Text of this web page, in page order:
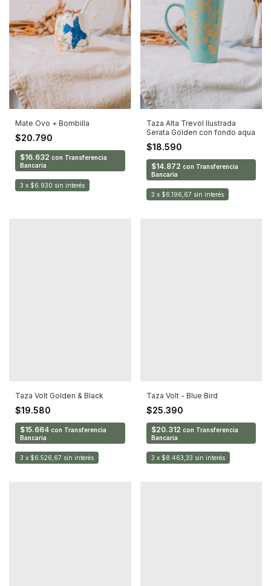
Mate Ovo + Bombilla
$20.790
$16.632 con Transferencia
Bancaria
3 x $6.930 sin interés
Taza Alta Trevol Ilustrada
Serata Golden con fondo aqua
$18.590
$14.872 con Transferencia
Bancaria
3 x $6.196,67 sin interés
Taza Volt Golden & Black
$19.580
$15.664 con Transferencia
Bancaria
3 x $6.526,67 sin interés
Taza Volt - Blue Bird
$25.390
$20.312 con Transferencia
Bancaria
3 x $8.463,33 sin interés